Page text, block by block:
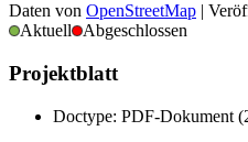
Daten von OpenStreetMap |
Aktuell Abgeschlossen
Projektblatt
Doctype: PDF-Dokument